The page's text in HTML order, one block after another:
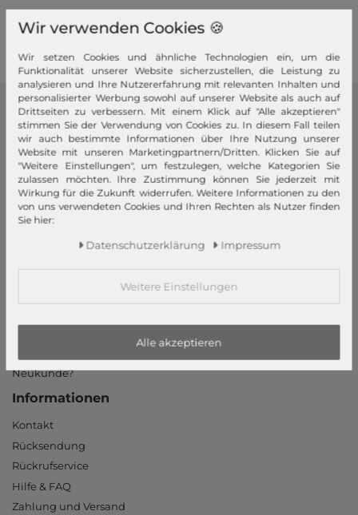
Mehr dazu!
modeherz
Impressum
AGB
Widerrufsrecht
Datenschutzerklärung
Barrierefreiheitserklärung
Jobs
Mein Konto
Neukunde?
Informationen
Kontakt
Rücksendung
Rückrufservice
Hilfe & FAQ
Zahlung und Versand
Wir verwenden Cookies 🍪
Wir setzen Cookies und ähnliche Technologien ein, um die
Funktionalität unserer Website sicherzustellen, die Leistung zu
analysieren und Ihre Nutzererfahrung mit relevanten Inhalten und
personalisierter Werbung sowohl auf unserer Website als auch auf
Drittseiten zu verbessern. Mit einem Klick auf "Alle akzeptieren"
stimmen Sie der Verwendung von Cookies zu. In diesem Fall teilen
wir auch bestimmte Informationen über Ihre Nutzung unserer
Website mit unseren Marketingpartnern/Dritten. Klicken Sie auf
"Weitere Einstellungen", um festzulegen, welche Kategorien Sie
zulassen möchten. Ihre Zustimmung können Sie jederzeit mit
Wirkung für die Zukunft widerrufen. Weitere Informationen zu den
von uns verwendeten Cookies und Ihren Rechten als Nutzer finden
Sie hier:
Daten­schutz­erklärung Impressum
Weitere Einstellungen
Alle akzeptieren